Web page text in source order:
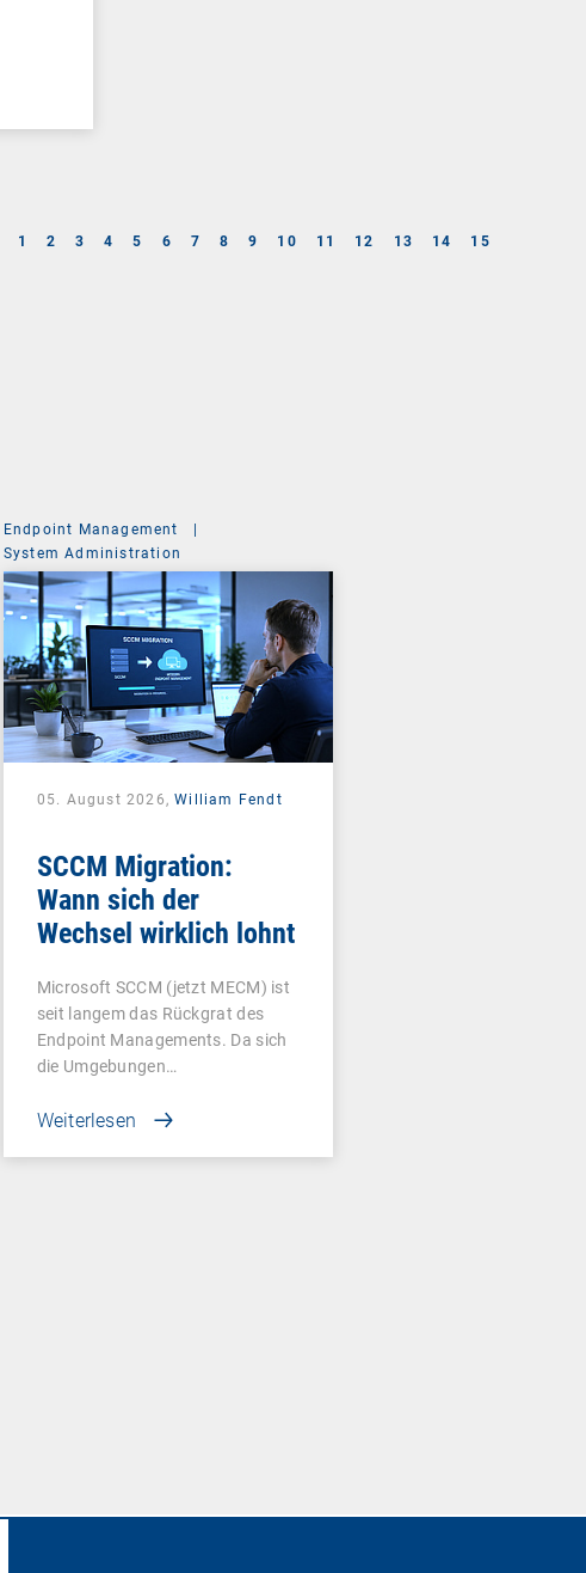
1 2 3 4 5 6 7 8 9 10 11 12 13 14 15
Endpoint Management
|
System Administration
05. August 2026,William Fendt
SCCM Migration:
Wann sich der
Wechsel wirklich lohnt
Microsoft SCCM (jetzt MECM) ist
seit langem das Rückgrat des
Endpoint Managements. Da sich
die Umgebungen…
Weiterlesen